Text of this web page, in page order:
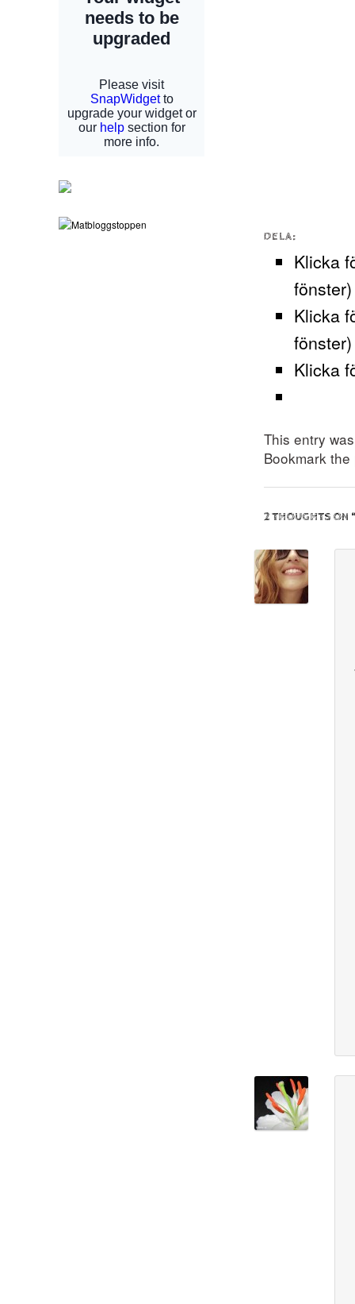
DELA:
Klicka
fönster)
Klicka
fönster)
Klicka
This entry
Bookmark the
2 THOUGHTS ON